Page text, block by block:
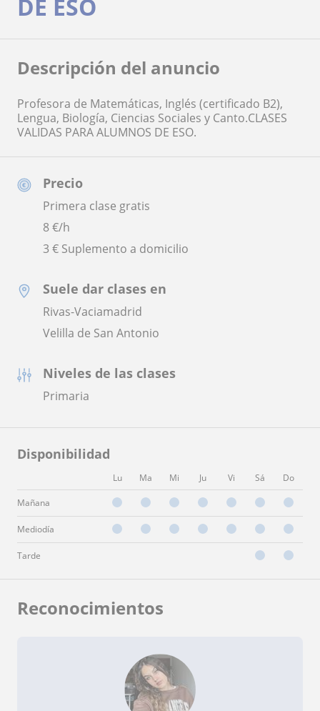
Precio
Primera clase gratis
8€/h
3 € Suplemento a domicilio
Suele dar clases en
Rivas-Vaciamadrid
Velilla de San Antonio
Niveles de las clases
Primaria
Disponibilidad
Lu Ma Mi Ju Vi Sá Do
Mañana
Mediodía
Tarde
DE ESO
Descripción del anuncio
Profesora de Matemáticas, Inglés (certificado B2),
Lengua, Biología, Ciencias Sociales y Canto.CLASES
VALIDAS PARA ALUMNOS DE ESO.
Reconocimientos